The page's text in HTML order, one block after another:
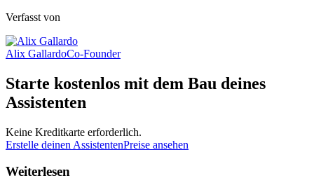
Verfasst von
Alix GallardoCo-Founder
Starte kostenlos mit dem Bau deines
Assistenten
Keine Kreditkarte erforderlich.
Erstelle deinen AssistentenPreise ansehen
Weiterlesen